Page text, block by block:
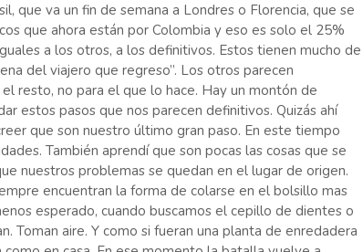
que va un fin de semana a Londres o Florencia, que se
que ahora están por Colombia y eso es solo el 25%
a los otros, a los definitivos. Estos tienen mucho de
del viajero que regreso”. Los otros parecen
resto, no para el que lo hace. Hay un montón de
estos pasos que nos parecen definitivos. Quizás ahí
que son nuestro último gran paso. En este tiempo
También aprendí que son pocas las cosas que se
nuestros problemas se quedan en el lugar de origen.
encuentran la forma de colarse en el bolsillo mas
esperado, cuando buscamos el cepillo de dientes o
Toman aire. Y como si fueran una planta de enredadera